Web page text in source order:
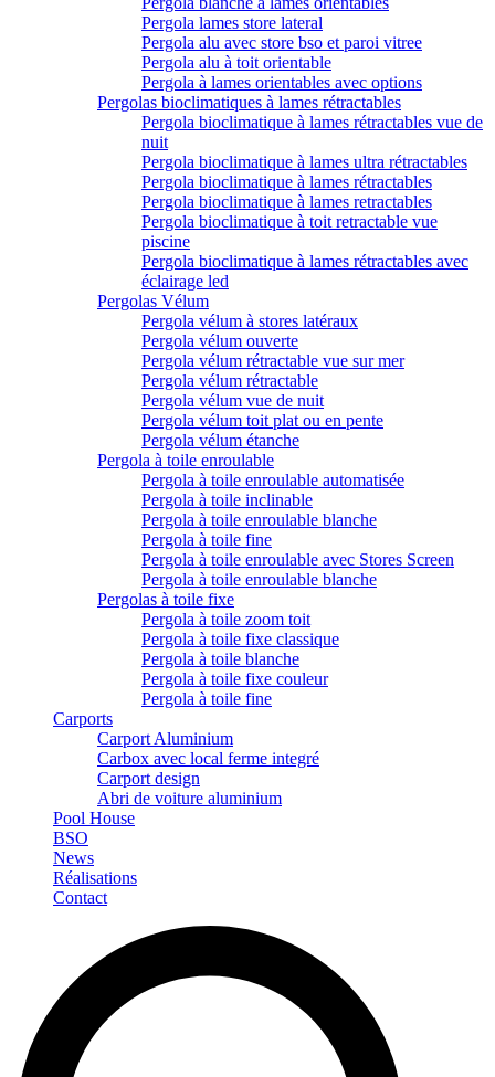
Pergola lames store lateral
Pergola alu avec store bso et paroi vitree
Pergola alu à toit orientable
Pergola à lames orientables avec options
Pergolas bioclimatiques à lames rétractables
Pergola bioclimatique à lames rétractables vue de
nuit
Pergola bioclimatique à lames ultra rétractables
Pergola bioclimatique à lames rétractables
Pergola bioclimatique à lames retractables
Pergola bioclimatique à toit retractable vue
piscine
Pergola bioclimatique à lames rétractables avec
éclairage led
Pergolas Vélum
Pergola vélum à stores latéraux
Pergola vélum ouverte
Pergola vélum rétractable vue sur mer
Pergola vélum rétractable
Pergola vélum vue de nuit
Pergola vélum toit plat ou en pente
Pergola vélum étanche
Pergola à toile enroulable
Pergola à toile enroulable automatisée
Pergola à toile inclinable
Pergola à toile enroulable blanche
Pergola à toile fine
Pergola à toile enroulable avec Stores Screen
Pergola à toile enroulable blanche
Pergolas à toile fixe
Pergola à toile zoom toit
Pergola à toile fixe classique
Pergola à toile blanche
Pergola à toile fixe couleur
Pergola à toile fine
Carports
Carport Aluminium
Carbox avec local ferme integré
Carport design
Abri de voiture aluminium
Pool House
BSO
News
Réalisations
Contact